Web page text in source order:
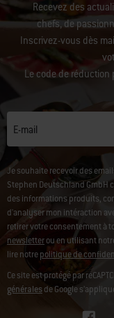
Recevez des
chefs, de
Inscrivez-vous dès
Le code de
E-mail
Je souhaite recevoir des
Stephen Deutschland GmbH
des informations produits,
d'analyser mon intéraction
retirer votre consentement à
newsletterou en utilisant
lire notrepolitique de
Ce site est protégé par
généralesde Google